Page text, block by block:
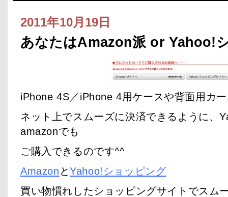
2011年10月19日
あなたはAmazon派 or Yahoo!
iPhone 4S／iPhone 4用ケースや背面用カ
ネット上でスムーズに決済できるように、
amazonでも
ご購入できるのです^^
Amazon とYahoo!ショッピング
買い物慣れしたショッピングサイトでスム